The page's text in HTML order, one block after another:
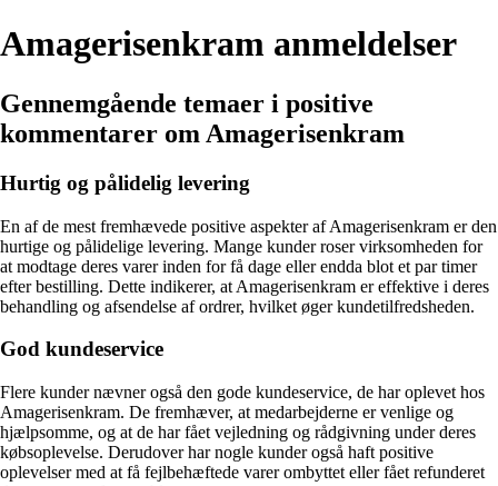
Amagerisenkram anmeldelser
Gennemgående temaer i positive
kommentarer om Amagerisenkram
Hurtig og pålidelig levering
En af de mest fremhævede positive aspekter af Amagerisenkram er den
hurtige og pålidelige levering. Mange kunder roser virksomheden for
at modtage deres varer inden for få dage eller endda blot et par timer
efter bestilling. Dette indikerer, at Amagerisenkram er effektive i deres
behandling og afsendelse af ordrer, hvilket øger kundetilfredsheden.
God kundeservice
Flere kunder nævner også den gode kundeservice, de har oplevet hos
Amagerisenkram. De fremhæver, at medarbejderne er venlige og
hjælpsomme, og at de har fået vejledning og rådgivning under deres
købsoplevelse. Derudover har nogle kunder også haft positive
oplevelser med at få fejlbehæftede varer ombyttet eller fået refunderet